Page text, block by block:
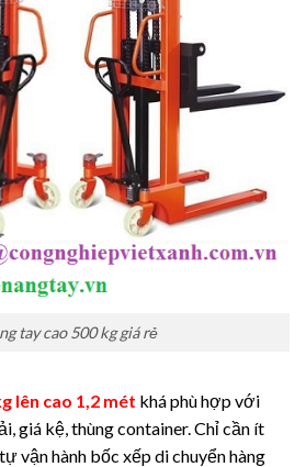
tay cao 500 kg giá rẻ
lên cao 1,2 mét khá phù hợp với
giá kệ, thùng container. Chỉ cần ít
vận hành bốc xếp di chuyển hàng